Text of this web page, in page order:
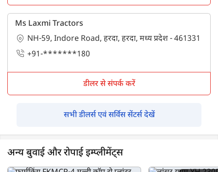
Ms Laxmi Tractors
NH-59, Indore Road, हरदा, हरदा, मध्य प्रदेश - 461331
+91-*******180
डीलर से संपर्क करें
सभी डीलर्स एवं सर्विस सेंटर्स देखें
अन्य बुवाई और रोपाई इम्प्लीमेंट्स